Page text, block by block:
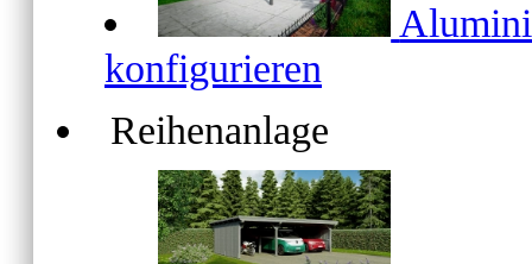
konfigurieren
Reihenanlage